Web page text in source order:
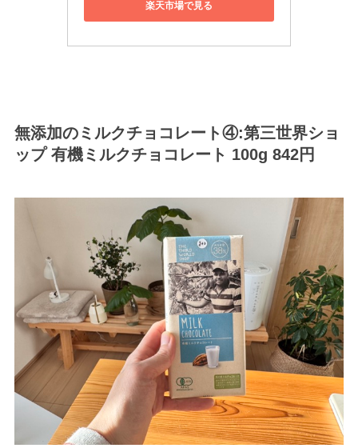
楽天市場で見る
無添加のミルクチョコレート④:第三世界ショ
ップ 有機ミルクチョコレート 100g 842円